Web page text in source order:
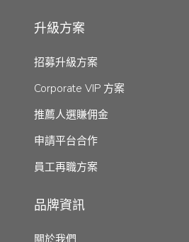
升級方案
招募升級方案
Corporate VIP 方案
推薦人選賺佣金
申請平台合作
員工再職方案
品牌資訊
關於我們